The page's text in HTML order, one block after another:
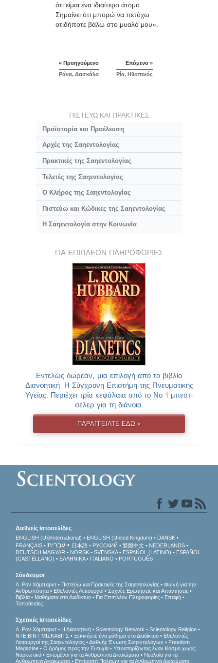
ότι είμαι ένα ιδιαίτερο άτομο.
Σημαίνει ότι μπορώ να πετύχω
οτιδήποτε βάλω στο μυαλό μου».
« Προηγούμενο
Ράνα, Δασκάλα
Επόμενο »
Ρία, Ηθοποιός
ΠΙΣΤΕΥΩ ΚΑΙ ΠΡΑΚΤΙΚΕΣ
Προϊστορία και Προέλευση
Αρχές της Σαηεντολογίας
Πρακτικές της Σαηεντολογίας
Τελετές της Σαηεντολογίας
Ο Κλήρος της Σαηεντολογίας
Πιστεύω και Κώδικες της Σαηεντολογίας
Η Σαηεντολογία στην Κοινωνία
ΓΙΑ ΕΠΙΠΛΕΟΝ ΠΛΗΡΟΦΟΡΙΕΣ
Εντελώς δωρεάν, μια επιλογή από το βιβλίο
Διανοητική: Η Σύγχρονη Επιστήμη της Πνευματικής
Υγείας. Περιέχει τρία κεφάλαια από το Νο 1 μπεστ-
σέλερ για τη διάνοια.
ΠΑΡΑΓΓΕΙΛΤΕ ΕΔΩ »
Διεθνείς Ιστοσελίδες
ENGLISH (US/International) ENGLISH (United Kingdom)
DANSK
FRANÇAIS
עברית 日本語 РУССКИЙ 繁體中文
NEDERLANDS
DEUTSCH MAGYAR NORSK SVENSKA ESPAÑOL (LATINO)
ESPAÑOL
(CASTELLANO)
ΕΛΛΗΝΙΚA ITALIANO PORTUGUÊS
Σύνδεσμοι
Λ. Ρον Χάμπαρντ Πιστεύω και Πρακτικές της Σαηεντολογίας
Φωνή για την
Ανθρωπότητα
Εθελοντές Λειτουργοί
Συχνές Ερωτήσεις και Απαντήσεις
Βιβλία
Μαθήματα στο Διαδίκτυο Για Επιπλέον Πληροφορίες
Επαφή
Τοποθεσίες
Σχετικές Ιστοσελίδες
Λ. Ρον Χάμπαρντ Η Διανοητική Scientology Network
Scientology Religion
ΝΤΕΪΒΙΝΤ ΜΙΣΚAΒΙΤΣ
Ξεκινήστε ένα μάθημα στο Διαδίκτυο
Εθελοντές
Λειτουργοί της Σαηεντολογίας
Διεθνής Ένωση Σαηεντολόγων
Freedom
Magazine
Ο Δρόμος προς την Ευτυχία
Υποστηρίζοντας έναν Κόσμο χωρίς
Ναρκωτικά
Ενωµένοι για τα Ανθρώπινα Δικαιώµατα
Νεολαία για τα
Ανθρώπινα Δικαιώματα
Επιτροπή Πολιτών για τα Ανθρώπινα Δικαιώματα